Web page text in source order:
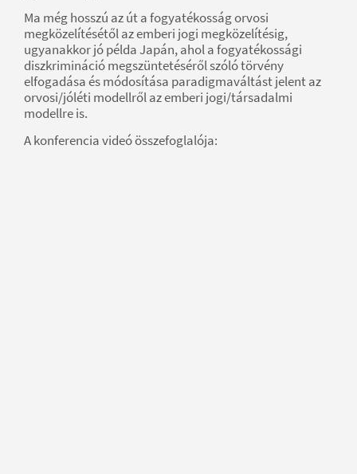
Ma még hosszú az út a fogyatékosság orvosi
megközelítésétől az emberi jogi megközelítésig,
ugyanakkor jó példa Japán, ahol a fogyatékossági
diszkrimináció megszüntetéséről szóló törvény
elfogadása és módosítása paradigmaváltást jelent az
orvosi/jóléti modellről az emberi jogi/társadalmi
modellre is.
A konferencia videó összefoglalója: